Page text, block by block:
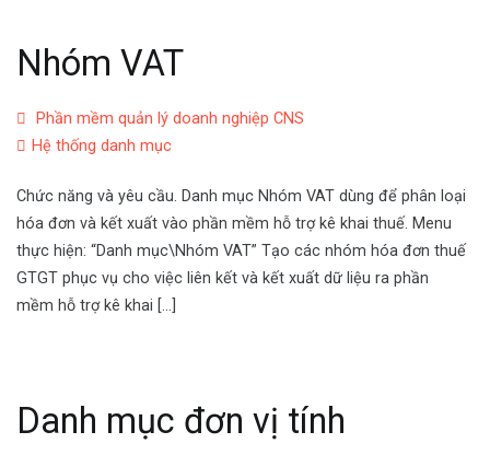
Nhóm VAT
Phần mềm quản lý doanh nghiệp CNS
Hệ thống danh mục
Chức năng và yêu cầu. Danh mục Nhóm VAT dùng để phân loại
hóa đơn và kết xuất vào phần mềm hỗ trợ kê khai thuế. Menu
thực hiện: “Danh mục\Nhóm VAT” Tạo các nhóm hóa đơn thuế
GTGT phục vụ cho việc liên kết và kết xuất dữ liệu ra phần
mềm hỗ trợ kê khai […]
Danh mục đơn vị tính